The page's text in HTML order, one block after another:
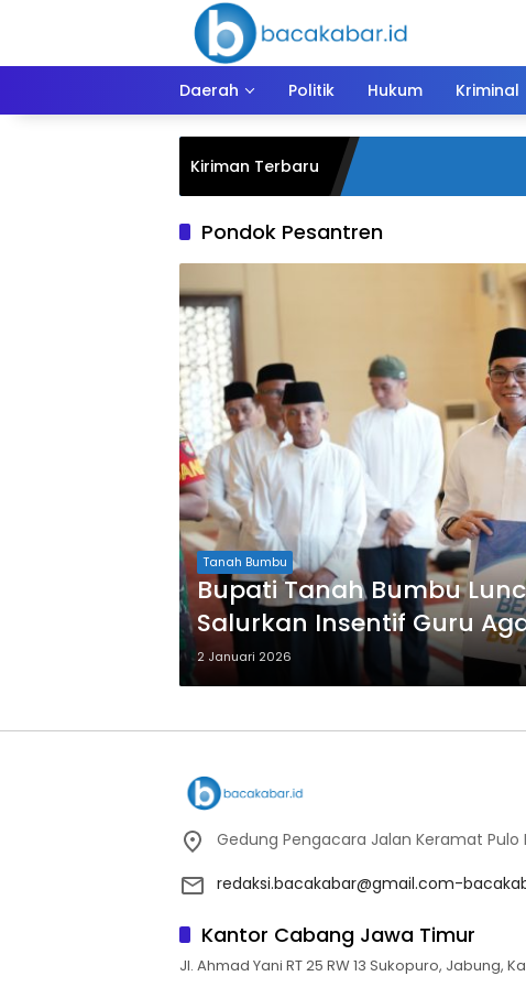
Daerah Politik Hukum Kriminal
Kiriman Terbaru
Pondok Pesantren
Tanah Bumbu
Bupati Tanah Bumbu
Salurkan Insentif Guru
2 Januari 2026
Gedung Pengacara Jalan Keramat Pulo
redaksi.bacakabar@gmail.com-
Kantor Cabang Jawa Timur
Jl. Ahmad Yani RT 25 RW 13 Sukopuro, Jabung,